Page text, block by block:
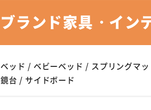
ブランド家具・イン
ベッド / ベビーベッド / スプリングマ
鏡台 / サイドボード